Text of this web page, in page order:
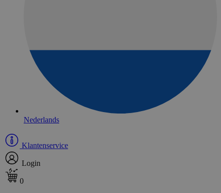
Nederlands
Klantenservice
Login
0